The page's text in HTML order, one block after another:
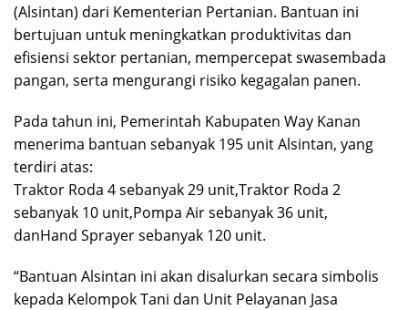
(Alsintan) dari Kementerian Pertanian. Bantuan ini
bertujuan untuk meningkatkan produktivitas dan
efisiensi sektor pertanian, mempercepat swasembada
pangan, serta mengurangi risiko kegagalan panen.
Pada tahun ini, Pemerintah Kabupaten Way Kanan
menerima bantuan sebanyak 195 unit Alsintan, yang
terdiri atas:
Traktor Roda 4 sebanyak 29 unit,Traktor Roda 2
sebanyak 10 unit,Pompa Air sebanyak 36 unit,
danHand Sprayer sebanyak 120 unit.
“Bantuan Alsintan ini akan disalurkan secara simbolis
kepada Kelompok Tani dan Unit Pelayanan Jasa